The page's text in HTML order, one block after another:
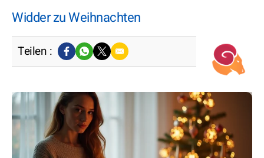
Widder zu Weihnachten
Teilen :